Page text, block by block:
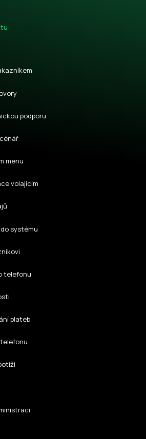
podporu
menu
volajícím
systému
telefonu
plateb